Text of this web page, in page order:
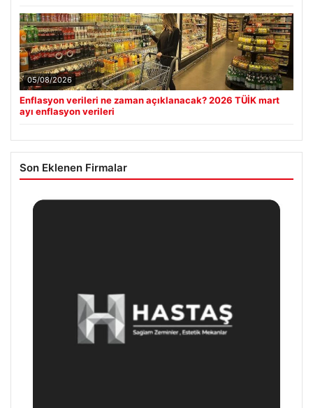
05/08/2026
Enflasyon verileri ne zaman açıklanacak? 2026 TÜİK mart
ayı enflasyon verileri
Son Eklenen Firmalar